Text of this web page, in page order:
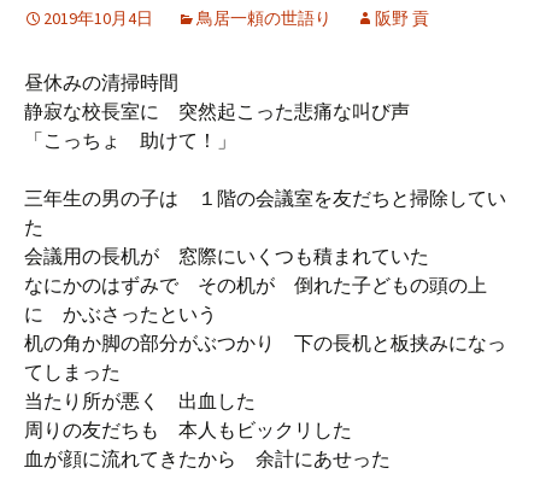
2019年10月4日 鳥居一頼の世語り 阪野 貢
昼休みの清掃時間
静寂な校長室に 突然起こった悲痛な叫び声
「こっちょ 助けて！」
三年生の男の子は １階の会議室を友だちと掃除してい
た
会議用の長机が 窓際にいくつも積まれていた
なにかのはずみで その机が 倒れた子どもの頭の上
に かぶさったという
机の角か脚の部分がぶつかり 下の長机と板挟みになっ
てしまった
当たり所が悪く 出血した
周りの友だちも 本人もビックリした
血が顔に流れてきたから 余計にあせった